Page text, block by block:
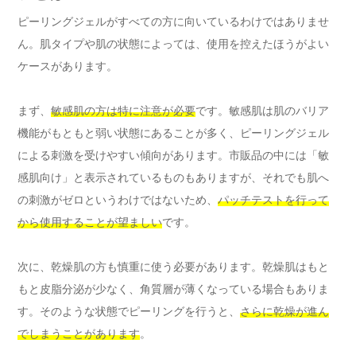
ピーリングジェルがすべての方に向いているわけではありませ
ん。肌タイプや肌の状態によっては、使用を控えたほうがよい
ケースがあります。
まず、 敏感肌の方は特に注意が必要です。敏感肌は肌のバリア
機能がもともと弱い状態にあることが多く、ピーリングジェル
による刺激を受けやすい傾向があります。市販品の中には「敏
感肌向け」と表示されているものもありますが、それでも肌へ
の刺激がゼロというわけではないため、 パッチテストを行って
から使用することが望ましいです。
次に、乾燥肌の方も慎重に使う必要があります。乾燥肌はもと
もと皮脂分泌が少なく、角質層が薄くなっている場合もありま
す。そのような状態でピーリングを行うと、 さらに乾燥が進ん
でしまうことがあります。